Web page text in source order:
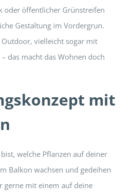
oder öffentlicher Grünstreifen
Gestaltung im Vordergrun.
Outdoor, vielleicht sogar mit
das macht das Wohnen doch
mit
welche Pflanzen auf deiner
Balkon wachsen und gedeihen
gerne mit einem auf deine